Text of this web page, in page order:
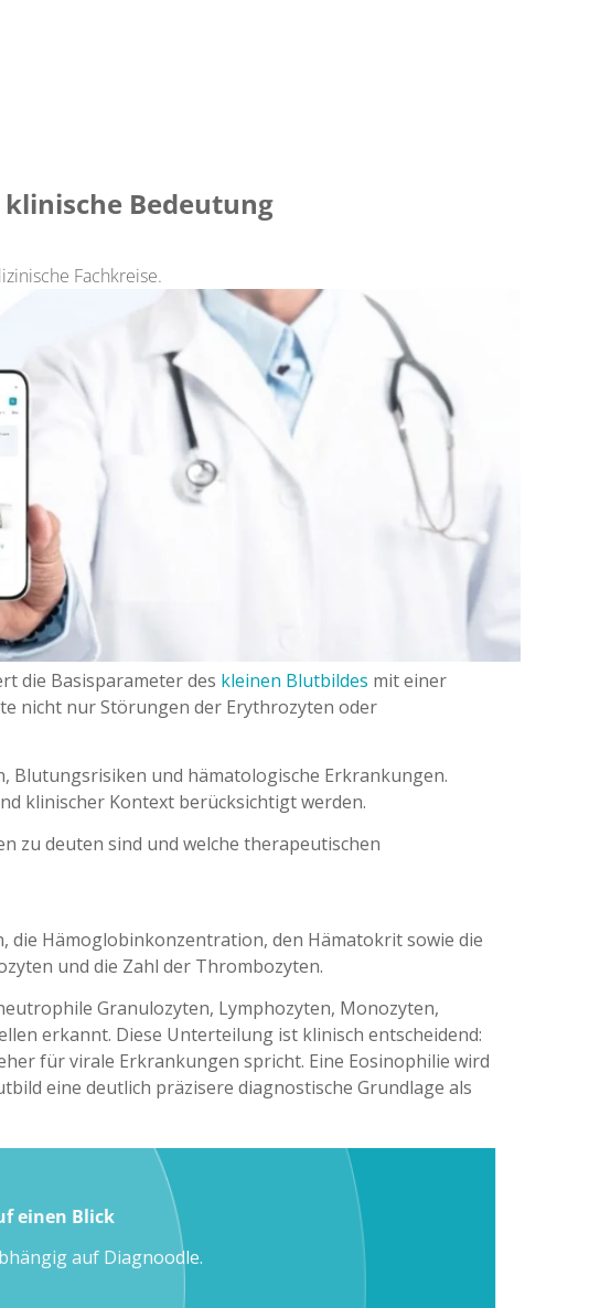
Bedeutung
Fachkreise.
die Basisparameter des kleinen Blutbildes mit einer
nicht nur Störungen der Erythrozyten oder
Blutungsrisiken und hämatologische Erkrankungen.
klinischer Kontext berücksichtigt werden.
zu deuten sind und welche therapeutischen
die Hämoglobinkonzentration, den Hämatokrit sowie die
und die Zahl der Thrombozyten.
Granulozyten, Lymphozyten, Monozyten,
erkannt. Diese Unterteilung ist klinisch entscheidend:
für virale Erkrankungen spricht. Eine Eosinophilie wird
eine deutlich präzisere diagnostische Grundlage als
einen Blick
auf Diagnoodle.